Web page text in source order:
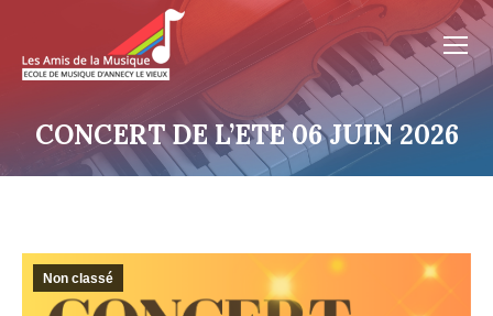
CONCERT DE L’ETE 06 JUIN 2026
Non classé